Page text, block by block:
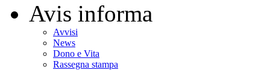
Avis informa
Avvisi
News
Dono e Vita
Rassegna stampa